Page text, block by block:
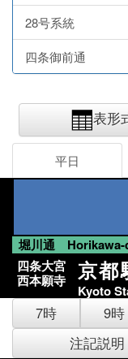
28号系統
四条御前通
表形
平日
堀川通 Horikawa-
四条大宮
西本願寺
京都
Kyoto
7時 9時
注記説明